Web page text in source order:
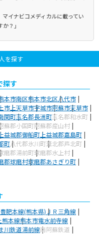
マイナビコメディカルに載ってい
？」
を探す
探す
本市南区熊本市北区八代市
市 上天草市宇城市阿蘇市天草市
関町玉名郡長洲町玉名郡和水町
蘇郡小国町阿蘇郡産山村
益城郡御船町 上益城郡嘉島町
町八代郡氷川町葦北郡芦北町
磨郡湯前町球磨郡水上村
郡球磨村球磨郡あさぎり町
肥本線(熊本県)ＪＲ三角線
熊本線熊本市電水前寺線
川鉄道湯前線南阿蘇鉄道